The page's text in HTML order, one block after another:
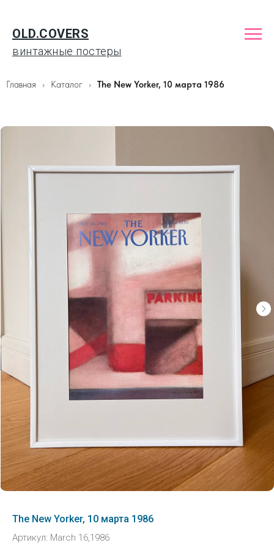
OLD.COVERS
винтажные постеры
Главная Каталог The New Yorker, 10 марта 1986
The New Yorker, 10 марта 1986
Артикул: March 16,1986